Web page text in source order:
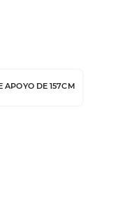
APOYO DE 157CM